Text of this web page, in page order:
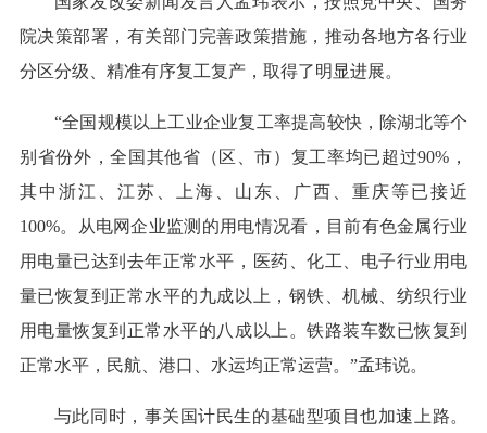
院决策部署，有关部门完善政策措施，推动各地方各行业
分区分级、精准有序复工复产，取得了明显进展。
“全国规模以上工业企业复工率提高较快，除湖北等个
别省份外，全国其他省（区、市）复工率均已超过90%，
其中浙江、江苏、上海、山东、广西、重庆等已接近
100%。从电网企业监测的用电情况看，目前有色金属行业
用电量已达到去年正常水平，医药、化工、电子行业用电
量已恢复到正常水平的九成以上，钢铁、机械、纺织行业
用电量恢复到正常水平的八成以上。铁路装车数已恢复到
正常水平，民航、港口、水运均正常运营。”孟玮说。
与此同时，事关国计民生的基础型项目也加速上路。